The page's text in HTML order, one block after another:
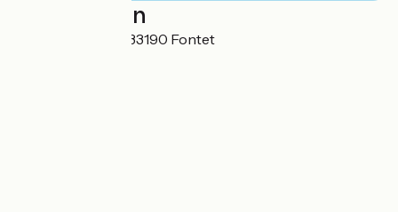
Localisation
93 rue de Lardon 33190 Fontet